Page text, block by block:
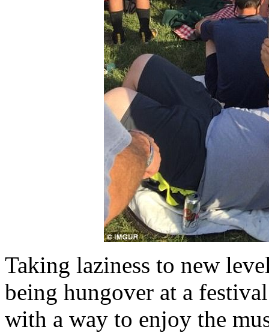
Taking laziness to new
being hungover at a
with a way to enjoy the